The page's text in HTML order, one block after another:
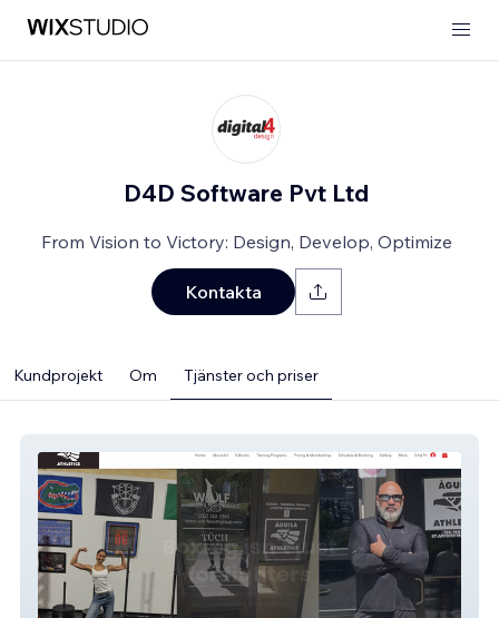
D4D Software Pvt Ltd
From Vision to Victory: Design, Develop, Optimize
Kontakta
Kundprojekt Om Tjänster och priser